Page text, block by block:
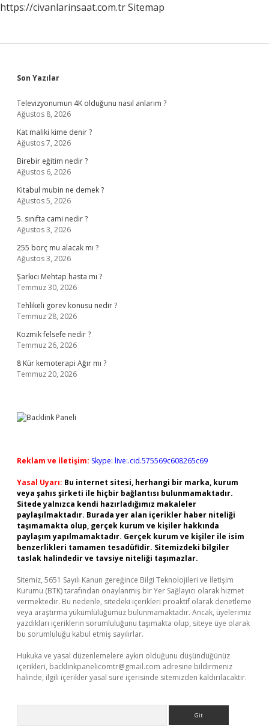
https://civanlarinsaat.com.trSitemap
Sidebar
Son Yazılar
Televizyonumun 4K olduğunu nasıl anlarım ?
Ağustos 8, 2026
Kat maliki kime denir ?
Ağustos 7, 2026
Birebir eğitim nedir ?
Ağustos 6, 2026
Kitabul mubin ne demek ?
Ağustos 5, 2026
5. sınıfta cami nedir ?
Ağustos 3, 2026
255 borç mu alacak mı ?
Ağustos 3, 2026
Şarkıcı Mehtap hasta mı ?
Temmuz 30, 2026
Tehlikeli görev konusu nedir ?
Temmuz 28, 2026
Kozmik felsefe nedir ?
Temmuz 26, 2026
8 Kür kemoterapi Ağır mı ?
Temmuz 20, 2026
Reklam ve İletişim: Skype: live:.cid.575569c608265c69
Yasal Uyarı: Bu internet sitesi, herhangi bir marka, kurum
veya şahıs şirketi ile hiçbir bağlantısı bulunmamaktadır.
Sitede yalnızca kendi hazırladığımız makaleler
paylaşılmaktadır. Burada yer alan içerikler haber niteliği
taşımamakta olup, gerçek kurum ve kişiler hakkında
paylaşım yapılmamaktadır. Gerçek kurum ve kişiler ile isim
benzerlikleri tamamen tesadüfidir. Sitemizdeki bilgiler
taslak halindedir ve tavsiye niteliği taşımazlar.
Sitemiz, 5651 Sayılı Kanun gereğince Bilgi Teknolojileri ve İletişim
Kurumu (BTK) tarafından onaylanmış bir Yer Sağlayıcı olarak hizmet
vermektedir. Bu nedenle, sitedeki içerikleri proaktif olarak denetleme
veya araştırma yükümlülüğümüz bulunmamaktadır. Ancak, üyelerimiz
yazdıkları içeriklerin sorumluluğunu taşımakta olup, siteye üye olarak
bu sorumluluğu kabul etmiş sayılırlar.
Hukuka ve yasal düzenlemelere aykırı olduğunu düşündüğünüz
içerikleri, backlinkpanelicomtr@gmail.com adresine bildirmeniz
halinde, ilgili içerikler yasal süre içerisinde sitemizden kaldırılacaktır.